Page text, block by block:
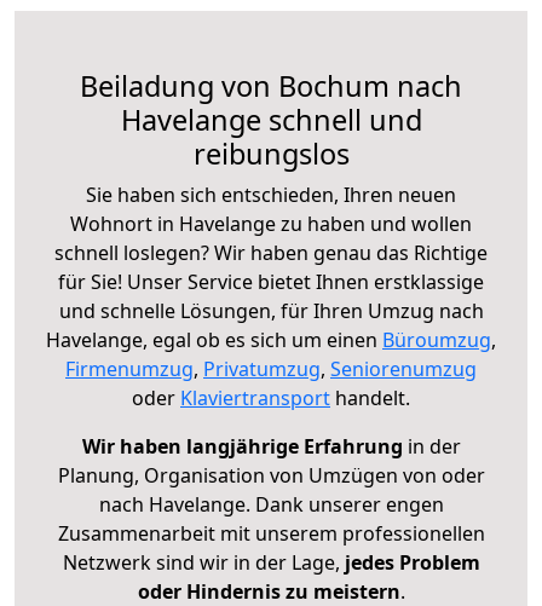
Beiladung von Bochum nach
Havelange schnell und
reibungslos
Sie haben sich entschieden, Ihren neuen
Wohnort in Havelange zu haben und wollen
schnell loslegen? Wir haben genau das Richtige
für Sie! Unser Service bietet Ihnen erstklassige
und schnelle Lösungen, für Ihren Umzug nach
Havelange, egal ob es sich um einen Büroumzug,
Firmenumzug, Privatumzug, Seniorenumzug
oder Klaviertransport handelt.
Wir haben langjährige Erfahrung in der
Planung, Organisation von Umzügen von oder
nach Havelange. Dank unserer engen
Zusammenarbeit mit unserem professionellen
Netzwerk sind wir in der Lage, jedes Problem
oder Hindernis zu meistern.